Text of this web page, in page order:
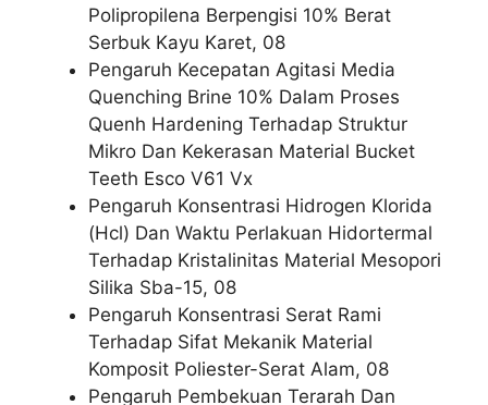
Polipropilena Berpengisi 10% Berat
Serbuk Kayu Karet, 08
Pengaruh Kecepatan Agitasi Media
Quenching Brine 10% Dalam Proses
Quenh Hardening Terhadap Struktur
Mikro Dan Kekerasan Material Bucket
Teeth Esco V61 Vx
Pengaruh Konsentrasi Hidrogen Klorida
(Hcl) Dan Waktu Perlakuan Hidortermal
Terhadap Kristalinitas Material Mesopori
Silika Sba-15, 08
Pengaruh Konsentrasi Serat Rami
Terhadap Sifat Mekanik Material
Komposit Poliester-Serat Alam, 08
Pengaruh Pembekuan Terarah Dan